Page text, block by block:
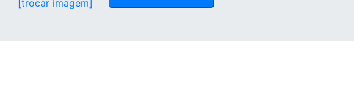
[trocar imagem]